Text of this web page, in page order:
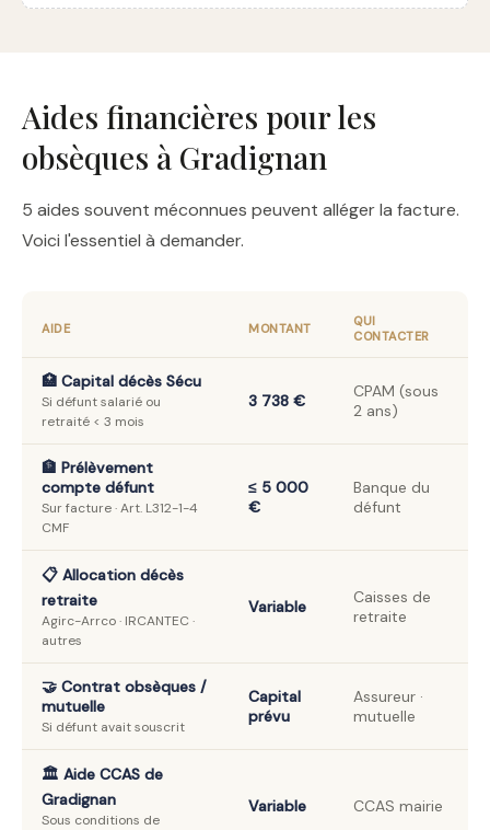
Aides financières pour les
obsèques à Gradignan
5 aides souvent méconnues peuvent alléger la facture.
Voici l'essentiel à demander.
AIDE MONTANT
QUI
CONTACTER
🏥 Capital décès Sécu
Si défunt salarié ou
retraité < 3 mois
3 738 €
CPAM (sous
2 ans)
🏦 Prélèvement
compte défunt
Sur facture · Art. L312-1-4
CMF
≤ 5 000
€
Banque du
défunt
📋 Allocation décès
retraite
Agirc-Arrco · IRCANTEC ·
autres
Variable
Caisses de
retraite
🤝 Contrat obsèques /
mutuelle
Si défunt avait souscrit
Capital
prévu
Assureur ·
mutuelle
🏛️ Aide CCAS de
Gradignan
Sous conditions de
Variable CCAS mairie